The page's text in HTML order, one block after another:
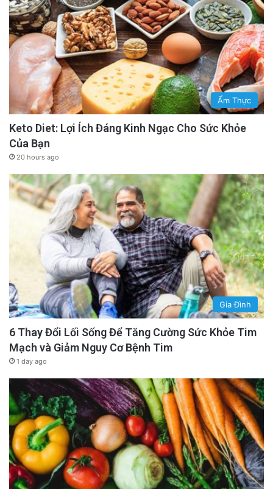
Ẩm Thực
Keto Diet: Lợi Ích Đáng Kinh Ngạc Cho Sức Khỏe
Của Bạn
20 hours ago
Gia Đình
6 Thay Đổi Lối Sống Để Tăng Cường Sức Khỏe Tim
Mạch và Giảm Nguy Cơ Bệnh Tim
1 day ago